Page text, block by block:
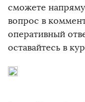
сможете
вопрос в
оперативный
оставайтесь в